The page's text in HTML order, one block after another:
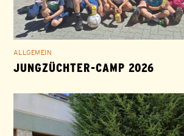
ALLGEMEIN
JUNGZÜCHTER-CAMP 2026